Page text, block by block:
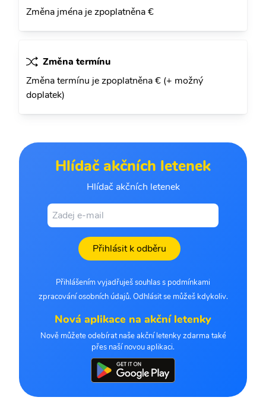
Změna jména je zpoplatněna €
Změna termínu
Změna termínu je zpoplatněna € (+ možný
doplatek)
Hlídač akčních letenek
Hlídač akčních letenek
Přihlásit k odběru
Přihlášením vyjadřuješ souhlas s podmínkami
zpracování osobních údajů. Odhlásit se můžeš kdykoliv.
Nová aplikace na akční letenky
Nově můžete odebírat naše akční letenky zdarma také
přes naší novou aplikaci.